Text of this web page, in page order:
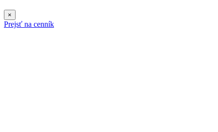
×
Prejsť na cenník